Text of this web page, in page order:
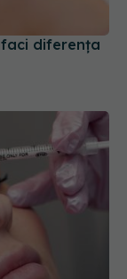
cu botox